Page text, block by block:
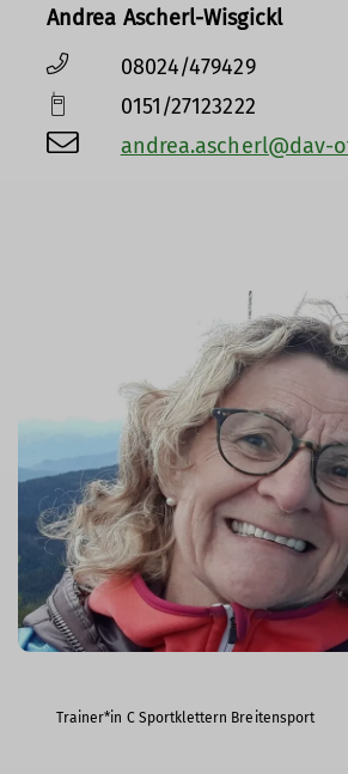
Andrea Ascherl-Wisgickl
08024/479429
0151/27123222
andrea.ascherl@dav-
Trainer*in C Sportklettern Breitensport